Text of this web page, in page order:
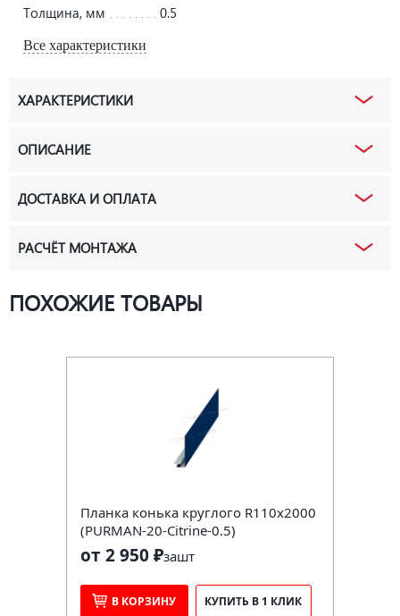
Толщина, мм
0.5
Все характеристики
ХАРАКТЕРИСТИКИ
ОПИСАНИЕ
ДОСТАВКА И ОПЛАТА
РАСЧЁТ МОНТАЖА
ПОХОЖИЕ ТОВАРЫ
Планка конька круглого R110х2000
(PURMAN-20-Citrine-0.5)
от 2 950 ₽зашт
В КОРЗИНУ КУПИТЬ В 1 КЛИК